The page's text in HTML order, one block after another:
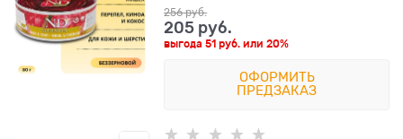
256 руб.
205 руб.
выгода51 руб. или20%
ОФОРМИТЬ
ПРЕДЗАКАЗ